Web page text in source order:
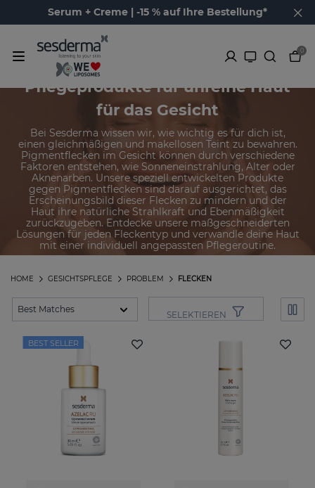
Serum + Creme | -15 % auf Ihre Bestellung*
0
Pflegeprodukte für unreine Haut
für das Gesicht
Bei Sesderma wissen wir, wie wichtig es für dich ist,
einen gleichmäßigen und makellosen Teint zu bewahren.
Pigmentflecken im Gesicht können durch verschiedene
Faktoren entstehen, wie Sonneneinstrahlung, Alter oder
Aknenarben. Unsere speziell entwickelten Produkte
gegen Pigmentflecken sind darauf ausgerichtet, das
Erscheinungsbild dieser Flecken zu mindern und der
Haut ihre natürliche Strahlkraft und Ebenmäßigkeit
zurückzugeben. Entdecke unsere maßgeschneiderten
Lösungen für jeden Fleckentyp und verwandle deine Haut
mit einer individuell angepassten Pflegeroutine.
FLECKEN
PROBLEM
GESICHTSPFLEGE
HOME
SELEKTIEREN
BEST SELLER